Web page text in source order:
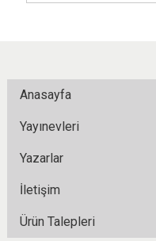
Anasayfa
Yayınevleri
Yazarlar
İletişim
Ürün Talepleri